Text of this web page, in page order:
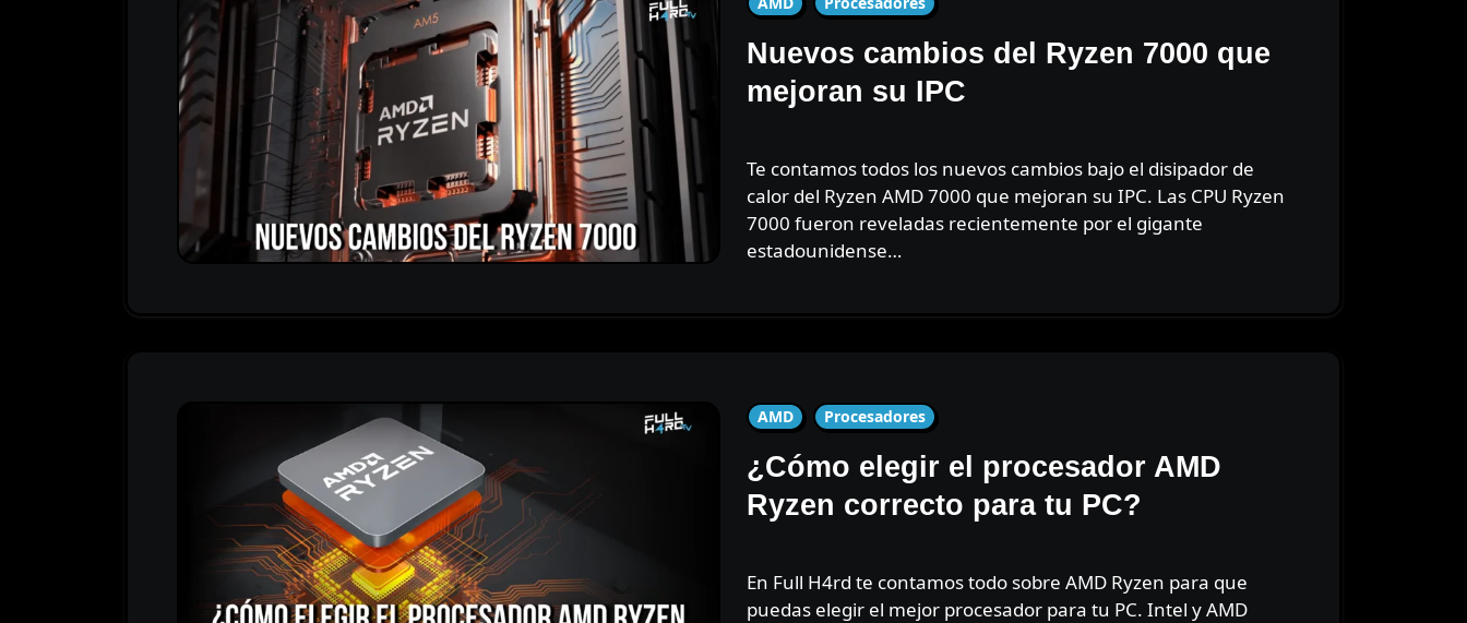
Nuevos cambios del Ryzen 7000 que
mejoran su IPC
Te contamos todos los nuevos cambios bajo el disipador de
calor del Ryzen AMD 7000 que mejoran su IPC. Las CPU Ryzen
7000 fueron reveladas recientemente por el gigante
estadounidense…
AMD Procesadores
¿Cómo elegir el procesador AMD
Ryzen correcto para tu PC?
En Full H4rd te contamos todo sobre AMD Ryzen para que
puedas elegir el mejor procesador para tu PC. Intel y AMD